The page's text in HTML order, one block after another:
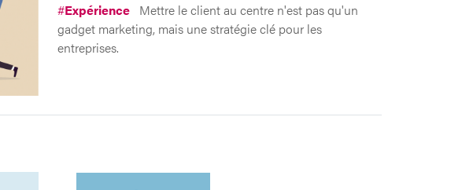
#Expérience Mettre le client au centre n'est pas qu'un
gadget marketing, mais une stratégie clé pour les
entreprises.